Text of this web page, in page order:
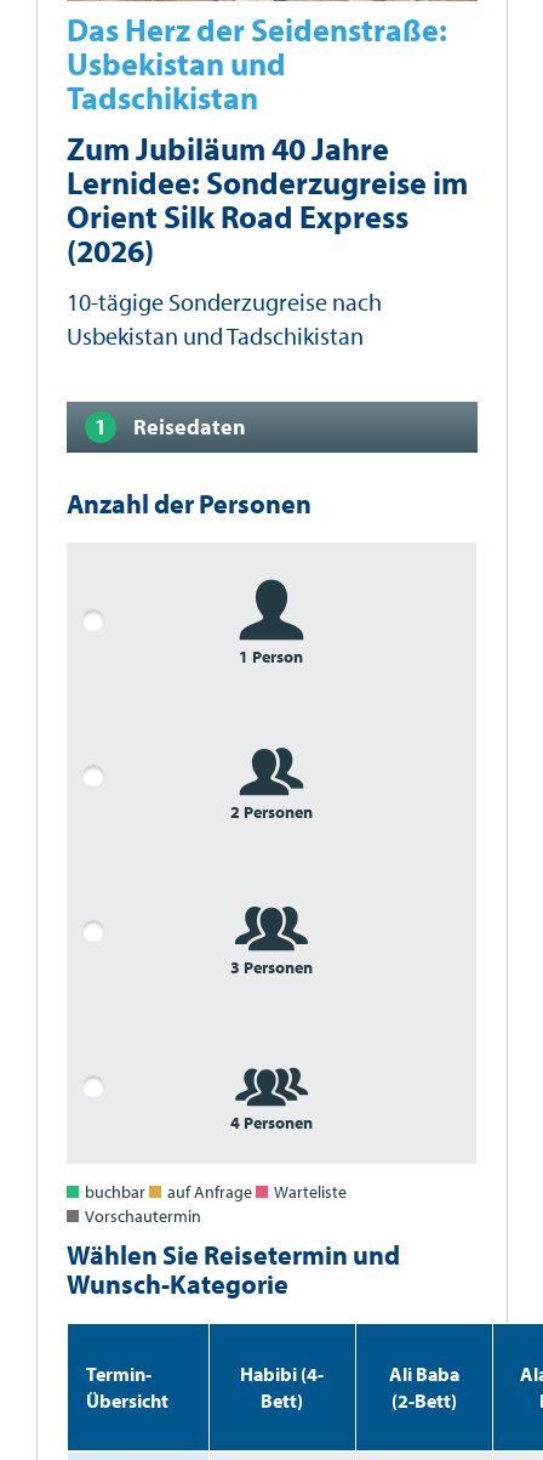
Das Herz der Seidenstraße:
Usbekistan und
Tadschikistan
Zum Jubiläum 40 Jahre
Lernidee: Sonderzugreise im
Orient Silk Road Express
(2026)
10-tägige Sonderzugreise nach
Usbekistan und Tadschikistan
Reisedaten
Anzahl der Personen
1 Person
2 Personen
3 Personen
4 Personen
buchbar auf Anfrage
Warteliste
Vorschautermin
Wählen Sie Reisetermin und
Wunsch-Kategorie
Termin-
Übersicht
Habibi (4-
Bett)
Ali Baba
(2-Bett)